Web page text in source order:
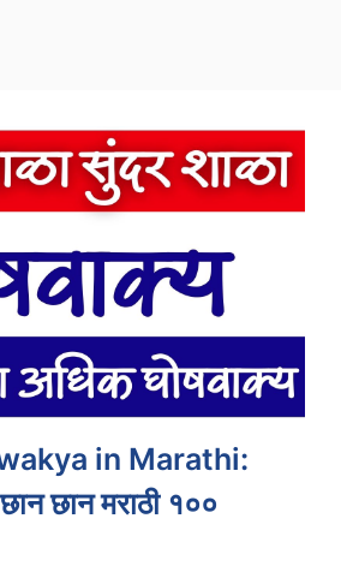
in Marathi:
छान मराठी १००